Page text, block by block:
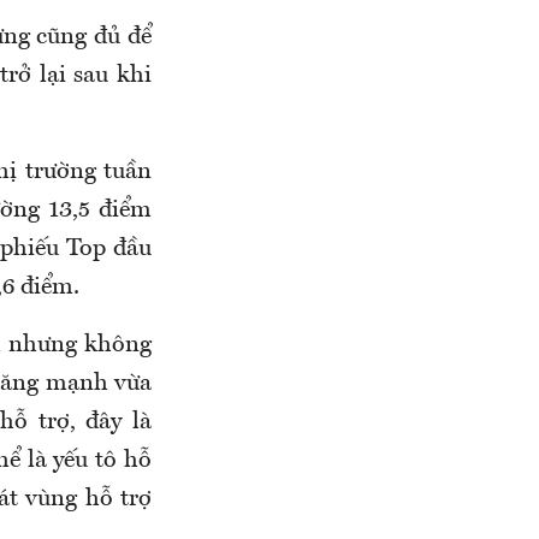
cũng đủ để
lại sau khi
trường tuần
13,5 điểm
Top đầu
điểm.
nhưng không
mạnh vừa
trợ, đây là
là yếu tô hỗ
vùng hỗ trợ